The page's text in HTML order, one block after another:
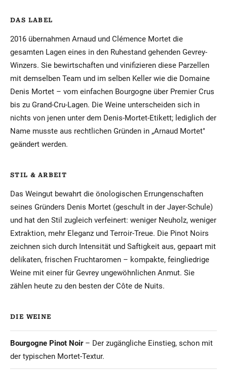
DAS LABEL
2016 übernahmen Arnaud und Clémence Mortet die
gesamten Lagen eines in den Ruhestand gehenden Gevrey-
Winzers. Sie bewirtschaften und vinifizieren diese Parzellen
mit demselben Team und im selben Keller wie die Domaine
Denis Mortet – vom einfachen Bourgogne über Premier Crus
bis zu Grand-Cru-Lagen. Die Weine unterscheiden sich in
nichts von jenen unter dem Denis-Mortet-Etikett; lediglich der
Name musste aus rechtlichen Gründen in „Arnaud Mortet"
geändert werden.
STIL & ARBEIT
Das Weingut bewahrt die önologischen Errungenschaften
seines Gründers Denis Mortet (geschult in der Jayer-Schule)
und hat den Stil zugleich verfeinert: weniger Neuholz, weniger
Extraktion, mehr Eleganz und Terroir-Treue. Die Pinot Noirs
zeichnen sich durch Intensität und Saftigkeit aus, gepaart mit
delikaten, frischen Fruchtaromen – kompakte, feingliedrige
Weine mit einer für Gevrey ungewöhnlichen Anmut. Sie
zählen heute zu den besten der Côte de Nuits.
DIE WEINE
Bourgogne Pinot Noir– Der zugängliche Einstieg, schon mit
der typischen Mortet-Textur.